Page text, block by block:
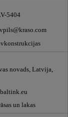
5404
novads, Latvija,
un lakas